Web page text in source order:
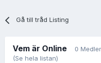
Gå till tråd Listing
Vem är Online 0
(Se hela listan)